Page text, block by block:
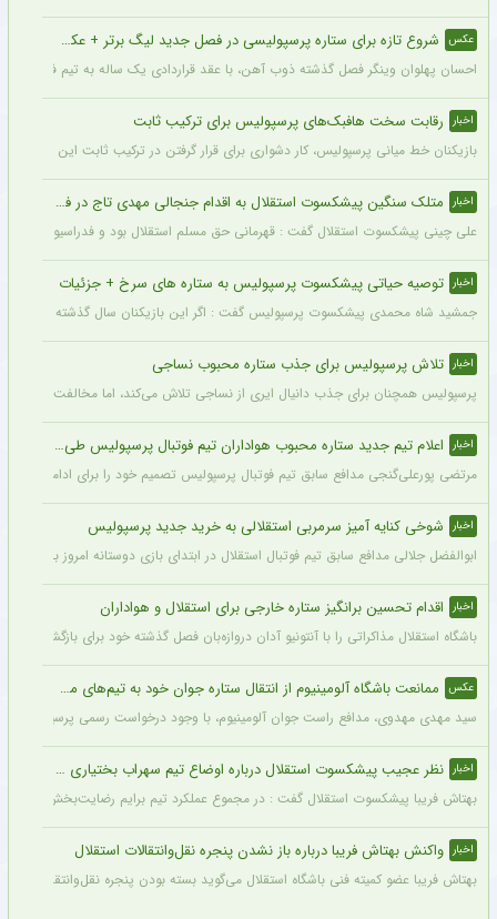
عکس شروع تازه برای ستاره پرسپولیسی در فصل جدید لیگ برتر + عکس
احسان پهلوان وینگر فصل گذشته ذوب آهن، با عقد قراردادی یک ساله به تیم فجر
اخبار رقابت سخت هافبک‌های پرسپولیس برای ترکیب ثابت
بازیکنان خط میانی پرسپولیس، کار دشواری برای قرار گرفتن در ترکیب ثابت این تیم
اخبار متلک سنگین پیشکسوت استقلال به اقدام جنجالی مهدی تاج در فدراسیون فوتبال
علی چینی پیشکسوت استقلال گفت : قهرمانی حق مسلم استقلال بود و فدراسیون باید آن
اخبار توصیه حیاتی پیشکسوت پرسپولیس به ستاره های سرخ + جزئیات
جمشید شاه محمدی پیشکسوت پرسپولیس گفت : اگر این بازیکنان سال گذشته و سال‌های
اخبار تلاش پرسپولیس برای جذب ستاره محبوب نساجی
پرسپولیس همچنان برای جذب دانیال ایری از نساجی تلاش می‌کند، اما مخالفت
اخبار اعلام تیم جدید ستاره محبوب هواداران تیم فوتبال پرسپولیس طی ۴۸ ساعت آینده
مرتضی پورعلی‌گنجی مدافع سابق تیم فوتبال پرسپولیس تصمیم خود را برای ادامه
اخبار شوخی کنایه آمیز سرمربی استقلالی به خرید جدید پرسپولیس
ابوالفضل جلالی مدافع سابق تیم فوتبال استقلال در ابتدای بازی دوستانه امروز با
اخبار اقدام تحسین برانگیز ستاره خارجی برای استقلال و هواداران
باشگاه استقلال مذاکراتی را با آنتونیو آدان دروازه‌بان فصل گذشته خود برای بازگشت یه
عکس ممانعت باشگاه آلومینیوم از انتقال ستاره جوان خود به تیم‌های مدعی + عکس
سید مهدی مهدوی، مدافع راست جوان آلومینیوم، با وجود درخواست رسمی پرسپولیس،
اخبار نظر عجیب پیشکسوت استقلال درباره اوضاع تیم سهراب بختیاری زاده + جزئیات
بهتاش فریبا پیشکسوت استقلال گفت : در مجموع عملکرد تیم برایم رضایت‌بخش بود.
اخبار واکنش بهتاش فریبا درباره باز نشدن پنجره نقل‌وانتقالات استقلال
بهتاش فریبا عضو کمیته فنی باشگاه استقلال می‌گوید بسته بودن پنجره